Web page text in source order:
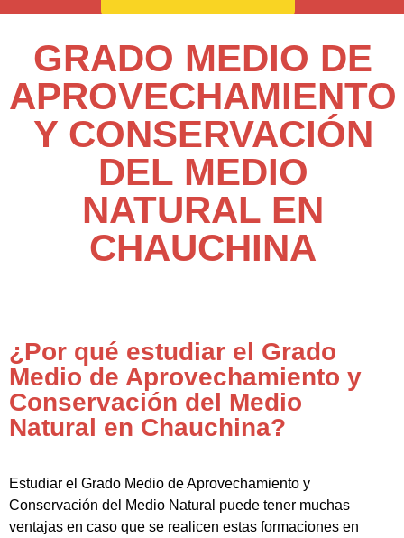
GRADO MEDIO DE
APROVECHAMIENTO
Y CONSERVACIÓN
DEL MEDIO
NATURAL EN
CHAUCHINA
¿Por qué estudiar el Grado
Medio de Aprovechamiento y
Conservación del Medio
Natural en Chauchina?
Estudiar el Grado Medio de Aprovechamiento y
Conservación del Medio Natural puede tener muchas
ventajas en caso que se realicen estas formaciones en